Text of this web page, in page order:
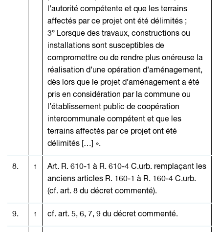
l’autorité compétente et que les terrains
affectés par ce projet ont été délimités ;
3° Lorsque des travaux, constructions ou
installations sont susceptibles de
compromettre ou de rendre plus onéreuse la
réalisation d’une opération d’aménagement,
dès lors que le projet d’aménagement a été
pris en considération par la commune ou
l’établissement public de coopération
intercommunale compétent et que les
terrains affectés par ce projet ont été
délimités […] ».
8. ↑
Art. R. 610-1 à R. 610-4 C.urb. remplaçant les
anciens articles R. 160-1 à R. 160-4 C.urb.
(cf. art. 8 du décret commenté).
9. ↑ cf. art. 5, 6, 7, 9 du décret commenté.